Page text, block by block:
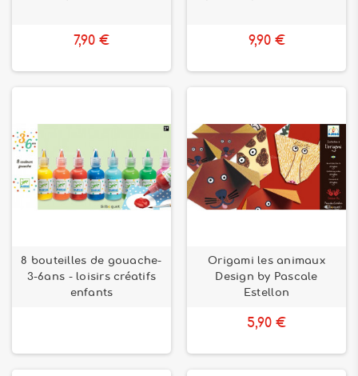
7,90 € 9,90 €
8 bouteilles de gouache-
3-6ans - loisirs créatifs
enfants
Origami les animaux
Design by Pascale
Estellon
5,90 €